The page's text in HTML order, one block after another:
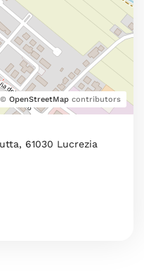
OpenStreetMap contributors
61030 Lucrezia